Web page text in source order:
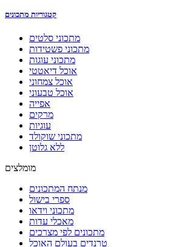
קטגוריות מתכונים
מתכוני סלטים
מתכוני פשטידות
מתכוני עוגות
אוכל דיאטטי
אוכל צמחוני
אוכל טבעוני
אפייה
מרקים
עוגיות
מתכוני שוקולד
ללא גלוטן
מומלצים
מנתח המתכונים
ספרי בישול
מתכוני וידאו
מאכלי עדות
מתכונים לפי מצרכים
טרנדים בעולם האוכל